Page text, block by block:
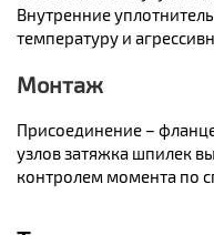
Внутренние
температуру и
Монтаж
Присоединение –
узлов затяжка шпилек
контролем момента по